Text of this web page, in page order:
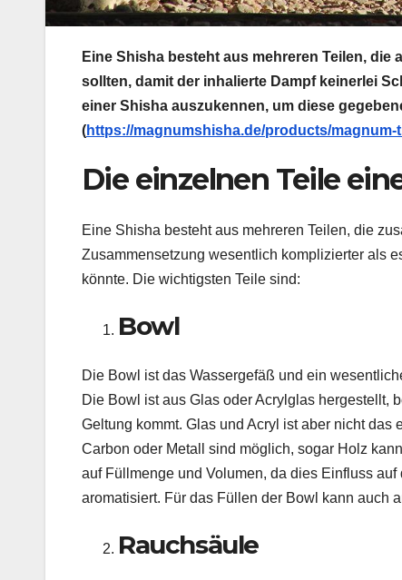
Eine Shisha besteht aus mehreren Teilen,
sollten, damit der inhalierte Dampf keinerlei
einer Shisha auszukennen, um diese
(https://magnumshisha.de/products/magnum-
Die einzelnen Teile
Eine Shisha besteht aus mehreren Teilen, die
Zusammensetzung wesentlich komplizierter als
könnte. Die wichtigsten Teile sind:
Bowl
Die Bowl ist das Wassergefäß und ein
Die Bowl ist aus Glas oder Acrylglas hergestellt,
Geltung kommt. Glas und Acryl ist aber nicht
Carbon oder Metall sind möglich, sogar Holz
auf Füllmenge und Volumen, da dies Einfluss
aromatisiert. Für das Füllen der Bowl kann auch
Rauchsäule